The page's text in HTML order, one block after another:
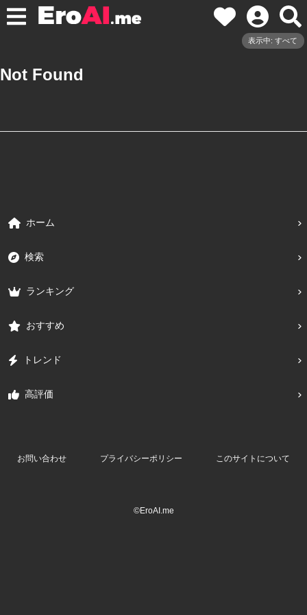
表示中: すべて
Not Found
ホーム
検索
ランキング
おすすめ
トレンド
高評価
お問い合わせ プライバシーポリシー このサイトについて
©EroAI.me